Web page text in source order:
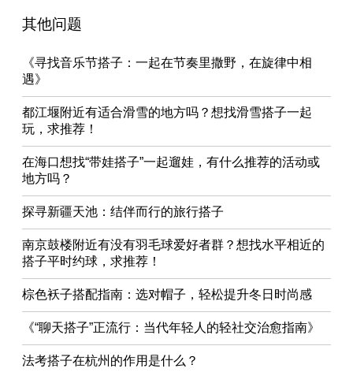
其他问题
《寻找音乐节搭子：一起在节奏里撒野，在旋律中相
遇》
都江堰附近有适合滑雪的地方吗？想找滑雪搭子一起
玩，求推荐！
在海口想找“带娃搭子”一起遛娃，有什么推荐的活动或
地方吗？
探寻新疆天池：结伴而行的旅行搭子
南京鼓楼附近有没有羽毛球爱好者群？想找水平相近的
搭子平时约球，求推荐！
棕色袄子搭配指南：选对帽子，轻松提升冬日时尚感
《“聊天搭子”正流行：当代年轻人的轻社交治愈指南》
法考搭子在杭州的作用是什么？